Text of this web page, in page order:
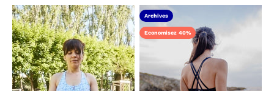
Archives
Economisez 40%